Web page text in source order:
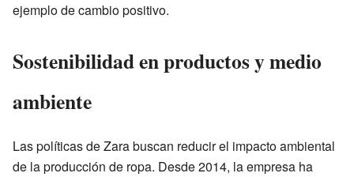
ejemplo de cambio positivo.
Sostenibilidad en productos y medio
ambiente
Las políticas de Zara buscan reducir el impacto ambiental
de la producción de ropa. Desde 2014, la empresa ha